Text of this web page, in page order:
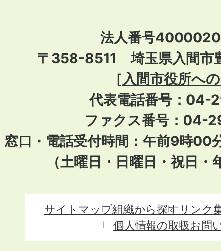
法人番号
〒358-8511 埼玉県入間市
［入間市役所へ
代表電話番号：04-
ファクス番号：04-
窓口・電話受付時間：午前9時00
（土曜日・日曜日・祝日
サイトマップ組織から探す リンク
個人情報の取扱お問